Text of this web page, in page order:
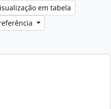
em tabela